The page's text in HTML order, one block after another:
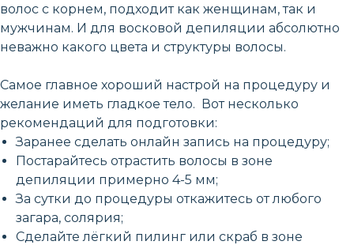
волос с корнем, подходит как женщинам, так и
мужчинам. И для восковой депиляции абсолютно
неважно какого цвета и структуры волосы.
Самое главное хороший настрой на процедуру и
желание иметь гладкое тело. Вот несколько
рекомендаций для подготовки:
Заранее сделать онлайн запись на процедуру;
Постарайтесь отрастить волосы в зоне
депиляции примерно 4-5 мм;
За сутки до процедуры откажитесь от любого
загара, солярия;
Сделайте лёгкий пилинг или скраб в зоне